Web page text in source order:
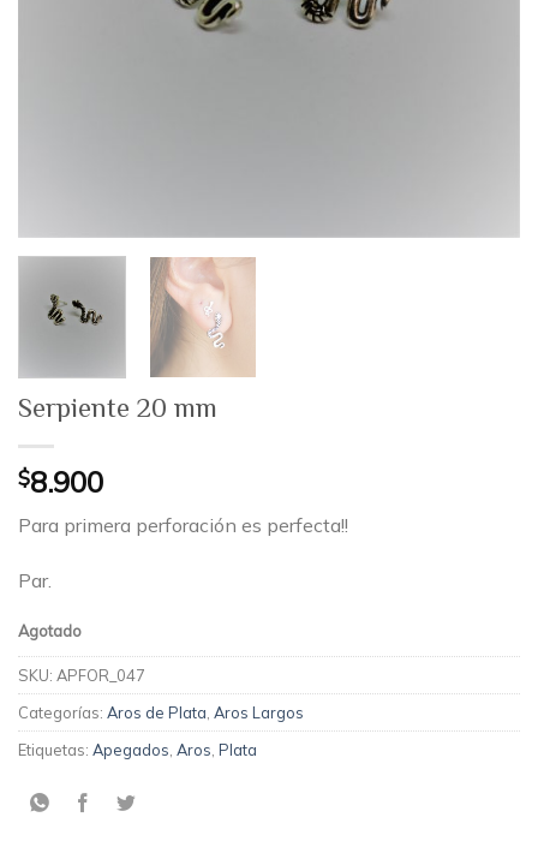
Serpiente 20 mm
$8.900
Para primera perforación es perfecta!!
Par.
Agotado
SKU: APFOR_047
Categorías: Aros de Plata Aros Largos
Etiquetas: Apegados Aros Plata